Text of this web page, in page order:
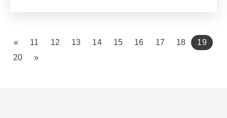
« 11 12 13 14 15 16 17 18 19
20
»